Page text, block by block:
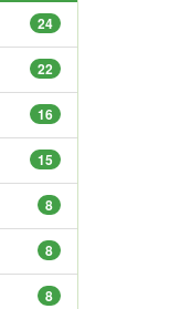
24
22
16
15
8
8
8